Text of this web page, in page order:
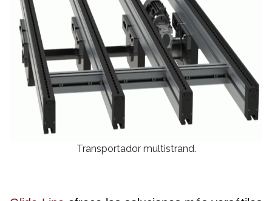
Transportador multistrand.